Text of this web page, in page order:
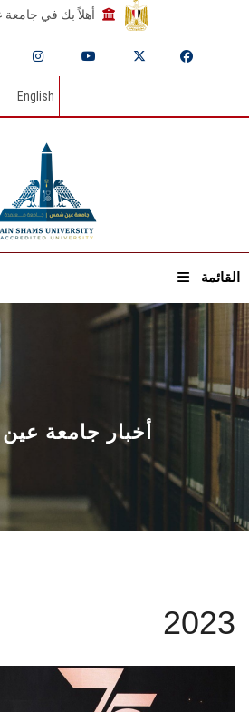
أهلاً بك في
English
القائمة
أخبار جامعة
2023